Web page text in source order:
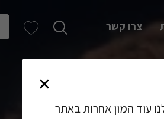
צרו קשר
עוד המון אחרות באתר